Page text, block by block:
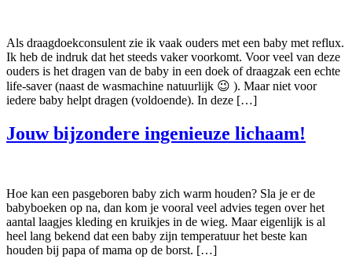
Als draagdoekconsulent zie ik vaak ouders met een baby met reflux.
Ik heb de indruk dat het steeds vaker voorkomt. Voor veel van deze
ouders is het dragen van de baby in een doek of draagzak een echte
life-saver (naast de wasmachine natuurlijk 😉 ). Maar niet voor
iedere baby helpt dragen (voldoende). In deze […]
Jouw bijzondere ingenieuze lichaam!
Hoe kan een pasgeboren baby zich warm houden? Sla je er de
babyboeken op na, dan kom je vooral veel advies tegen over het
aantal laagjes kleding en kruikjes in de wieg. Maar eigenlijk is al
heel lang bekend dat een baby zijn temperatuur het beste kan
houden bij papa of mama op de borst. […]